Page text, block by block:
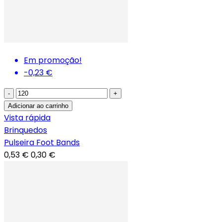
Em promoção!
-0,23 €
-
+
Adicionar ao carrinho
Vista rápida
Brinquedos
Pulseira Foot Bands
0,53 € 0,30 €